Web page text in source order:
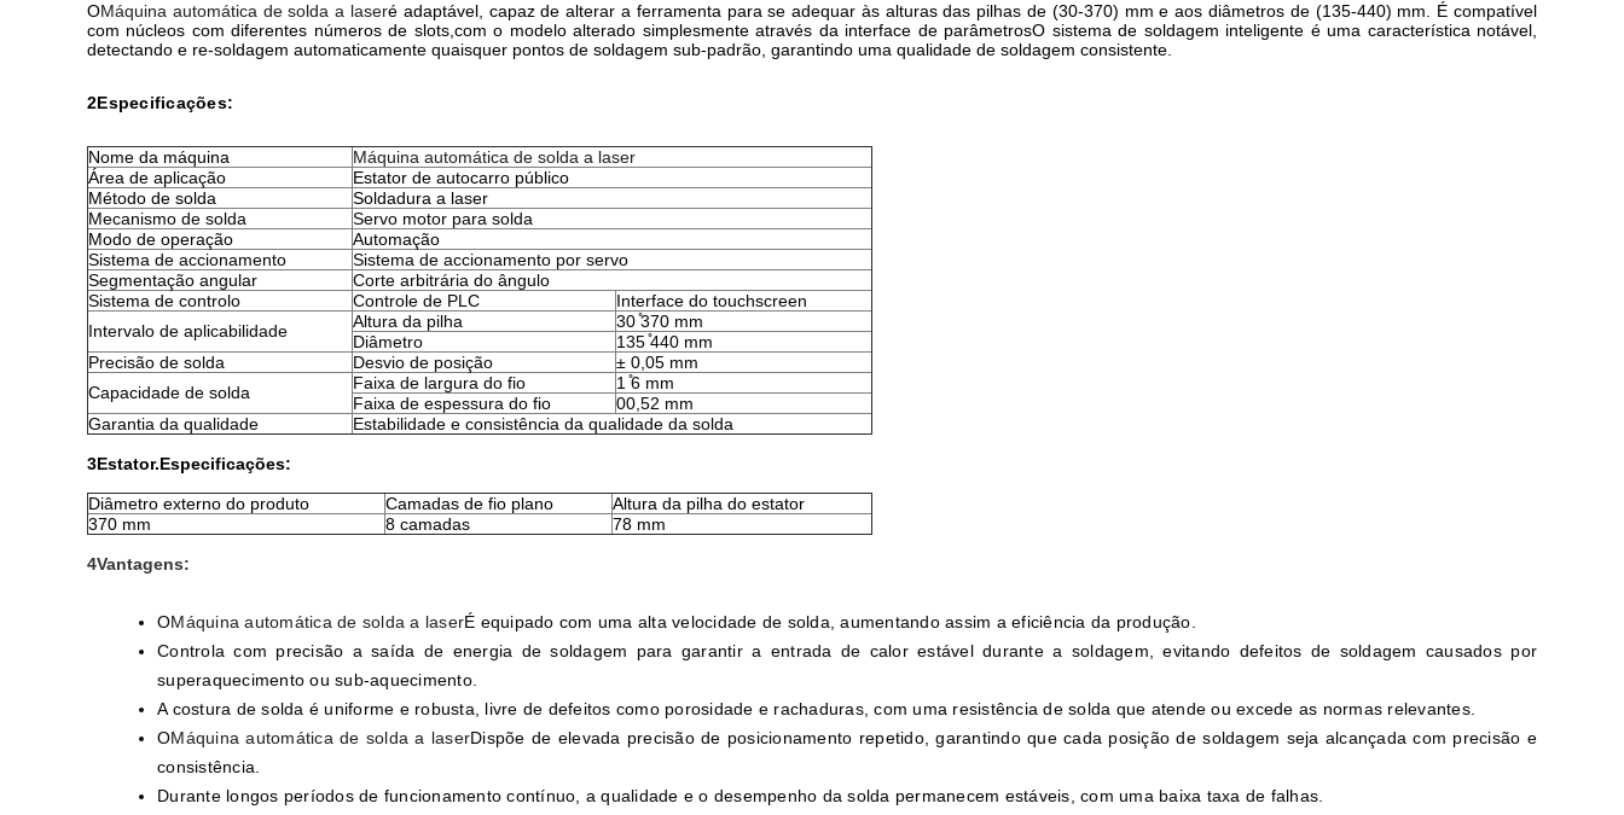
OMáquina automática de solda a laseré adaptável, capaz de alterar a ferramenta para se adequar às alturas das pilhas de (30-370) mm e aos diâmetros de (135-440) mm. É compatível
com núcleos com diferentes números de slots,com o modelo alterado simplesmente através da interface de parâmetrosO sistema de soldagem inteligente é uma característica notável,
detectando e re-soldagem automaticamente quaisquer pontos de soldagem sub-padrão, garantindo uma qualidade de soldagem consistente.
2Especificações:
Nome da máquina
Máquina automática de solda a laser
Área de aplicação
Estator de autocarro público
Método de solda
Soldadura a laser
Mecanismo de solda
Servo motor para solda
Modo de operação
Automação
Sistema de accionamento
Sistema de accionamento por servo
Segmentação angular
Corte arbitrária do ângulo
Sistema de controlo
Controle de PLC
Interface do touchscreen
Intervalo de aplicabilidade
Altura da pilha
30 ̊370 mm
Diâmetro
135 ̊440 mm
Precisão de solda
Desvio de posição
± 0,05 mm
Capacidade de solda
Faixa de largura do fio
1 ̊6 mm
Faixa de espessura do fio
00,52 mm
Garantia da qualidade
Estabilidade e consistência da qualidade da solda
3Estator.Especificações:
Diâmetro externo do produto Camadas de fio plano
Altura da pilha do estator
370 mm
8 camadas 78 mm
4Vantagens:
OMáquina automática de solda a laserÉ equipado com uma alta velocidade de solda, aumentando assim a eficiência da produção.
Controla com precisão a saída de energia de soldagem para garantir a entrada de calor estável durante a soldagem, evitando defeitos de soldagem causados por
superaquecimento ou sub-aquecimento.
A costura de solda é uniforme e robusta, livre de defeitos como porosidade e rachaduras, com uma resistência de solda que atende ou excede as normas relevantes.
OMáquina automática de solda a laserDispõe de elevada precisão de posicionamento repetido, garantindo que cada posição de soldagem seja alcançada com precisão e
consistência.
Durante longos períodos de funcionamento contínuo, a qualidade e o desempenho da solda permanecem estáveis, com uma baixa taxa de falhas.